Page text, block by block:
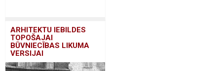
ARHITEKTU IEBILDES
TOPOŠAJAI
BŪVNIECĪBAS LIKUMA
VERSIJAI